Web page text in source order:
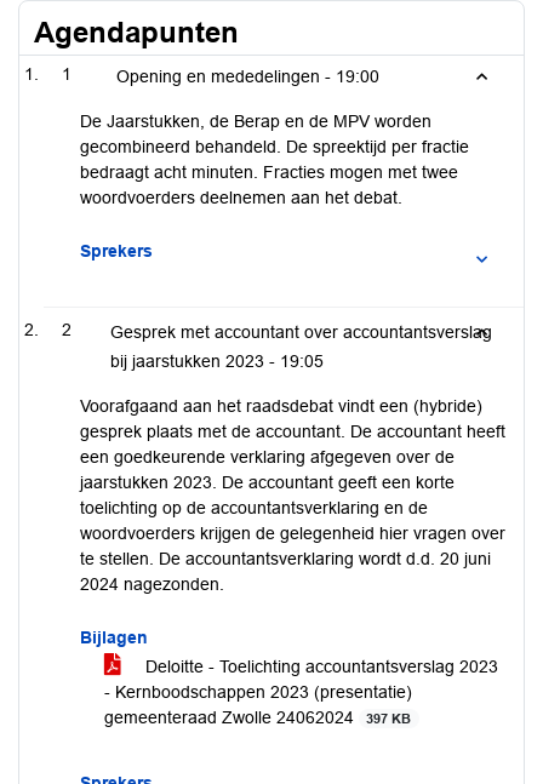
Agendapunten
1 Opening en mededelingen - 19:00
De Jaarstukken, de Berap en de MPV worden
gecombineerd behandeld. De spreektijd per fractie
bedraagt acht minuten. Fracties mogen met twee
woordvoerders deelnemen aan het debat.
Sprekers
2
Gesprek met accountant over accountantsverslag
bij jaarstukken 2023 - 19:05
Voorafgaand aan het raadsdebat vindt een (hybride)
gesprek plaats met de accountant. De accountant heeft
een goedkeurende verklaring afgegeven over de
jaarstukken 2023. De accountant geeft een korte
toelichting op de accountantsverklaring en de
woordvoerders krijgen de gelegenheid hier vragen over
te stellen. De accountantsverklaring wordt d.d. 20 juni
2024 nagezonden.
Bijlagen
Deloitte - Toelichting accountantsverslag 2023
- Kernboodschappen 2023 (presentatie)
gemeenteraad Zwolle 24062024
397 KB